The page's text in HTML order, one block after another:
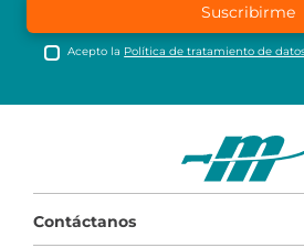
Suscribirme
Acepto la Política de tratamiento de
Contáctanos